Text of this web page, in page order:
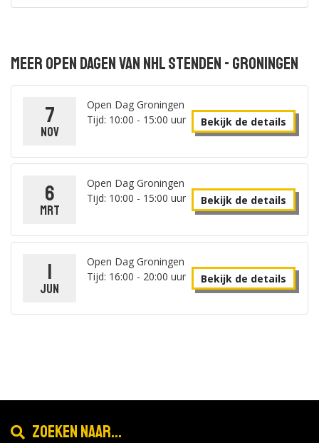
Meer open dagen van NHL Stenden - Groningen
7
nov
Open Dag Groningen
Tijd: 10:00 - 15:00 uur
Bekijk de details
6
mrt
Open Dag Groningen
Tijd: 10:00 - 15:00 uur
Bekijk de details
1
jun
Open Dag Groningen
Tijd: 16:00 - 20:00 uur
Bekijk de details
Zoeken naar...